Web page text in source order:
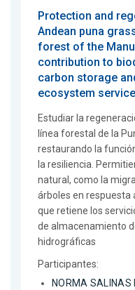
Protection and
Andean puna
forest of the
contribution to
carbon storage
ecosystem
Estudiar la
línea forestal de la
restaurando la
la resiliencia.
natural, como la
árboles en respuesta
que retiene los
de almacenamiento
hidrográficas
Participantes:
NORMA SALINAS